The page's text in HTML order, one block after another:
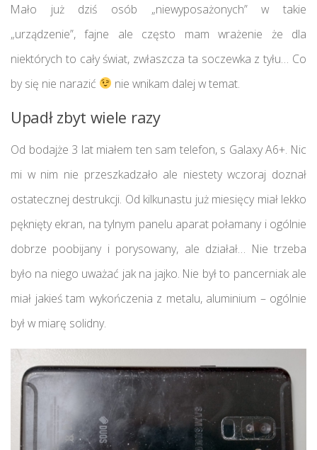
Mało już dziś osób „niewyposażonych” w takie
„urządzenie”, fajne ale często mam wrażenie że dla
niektórych to cały świat, zwłaszcza ta soczewka z tyłu… Co
by się nie narazić
nie wnikam dalej w temat.
Upadł zbyt wiele razy
Od bodajże 3 lat miałem ten sam telefon, s Galaxy A6+. Nic
mi w nim nie przeszkadzało ale niestety wczoraj doznał
ostatecznej destrukcji. Od kilkunastu już miesięcy miał lekko
pęknięty ekran, na tylnym panelu aparat połamany i ogólnie
dobrze poobijany i porysowany, ale działał… Nie trzeba
było na niego uważać jak na jajko. Nie był to pancerniak ale
miał jakieś tam wykończenia z metalu, aluminium – ogólnie
był w miarę solidny.